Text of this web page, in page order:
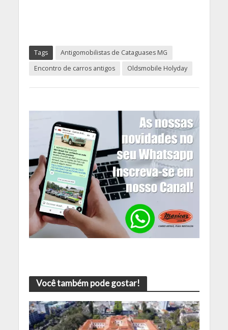
Tags
Antigomobilistas de Cataguases MG
Encontro de carros antigos
Oldsmobile Holyday
Você também pode gostar!